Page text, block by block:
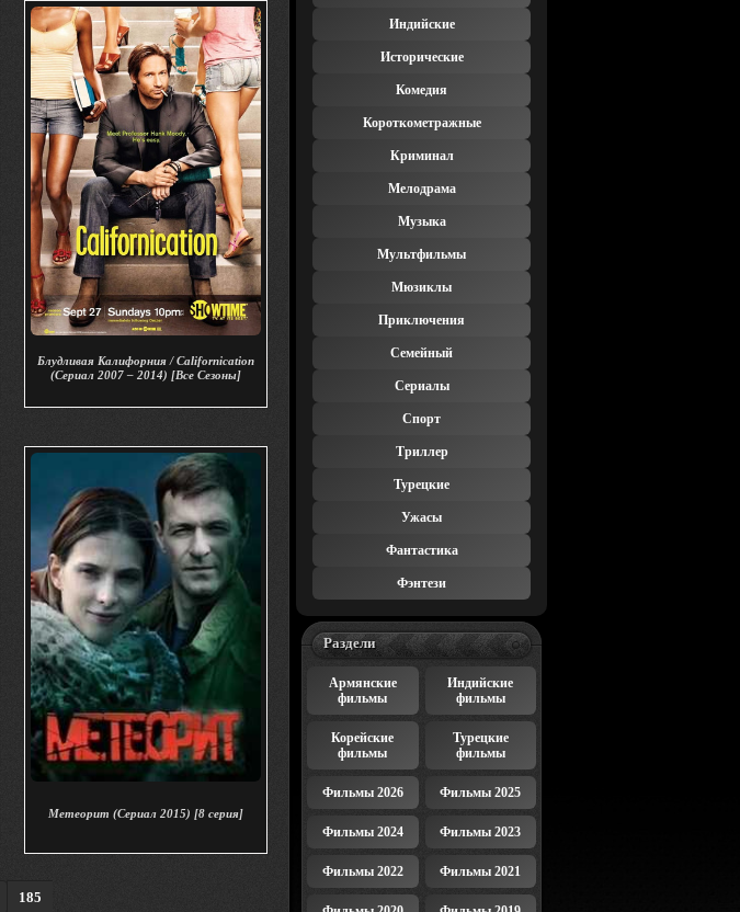
Блудливая Калифорния / Californication
(Сериал 2007 – 2014) [Все Сезоны]
Метеорит (Сериал 2015) [8 серия]
185
Индийские
Исторические
Комедия
Короткометражные
Криминал
Мелодрама
Музыка
Мультфильмы
Мюзиклы
Приключения
Семейный
Сериалы
Спорт
Триллер
Турецкие
Ужасы
Фантастика
Фэнтези
Раздели
Армянские
фильмы
Индийские
фильмы
Корейские
фильмы
Турецкие
фильмы
Фильмы 2026 Фильмы 2025
Фильмы 2024 Фильмы 2023
Фильмы 2022 Фильмы 2021